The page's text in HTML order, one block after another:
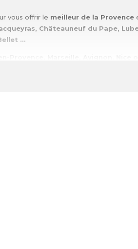
vous offrir le meilleur de la Provence
Châteauneuf du Pape,
…